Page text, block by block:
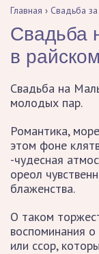
Главная › Свадьба
Свадьба
в
Свадьба на
молодых пар.
Романтика,
этом фоне
-чудесная
ореол
блаженства.
О таком
воспоминания
или ссор,